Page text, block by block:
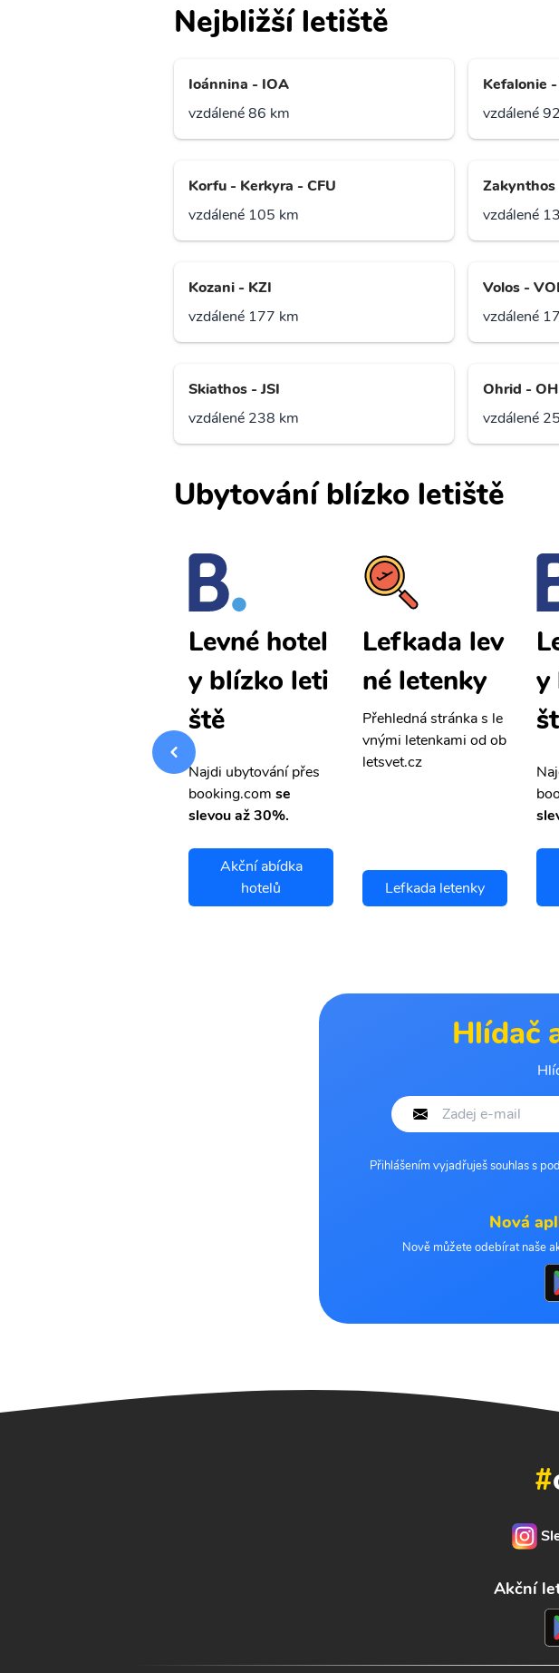
Nejbližší letiště
Ioánnina - IOA
vzdálené 86 km
Kefalonie -
vzdálené
Korfu - Kerkyra - CFU
vzdálené 105 km
Zakynthos
vzdálené
Kozani - KZI
vzdálené 177 km
Volos -
vzdálené
Skiathos - JSI
vzdálené 238 km
Ohrid -
vzdálené
Ubytování blízko letiště
vnými letenkami od ob
Levné hotel
y blízko leti
ště
Najdi ubytování přes
booking.com se
slevou až 30%.
Akční abídka
hotelů
Lefkada lev
né letenky
Přehledná stránka s le
vnými letenkami od ob
letsvet.cz
Lefkada letenky
y
Hlídač
Přihlášením vyjadřuješ souhlas s
Nová
Nově můžete odebírat naše
#
Akční